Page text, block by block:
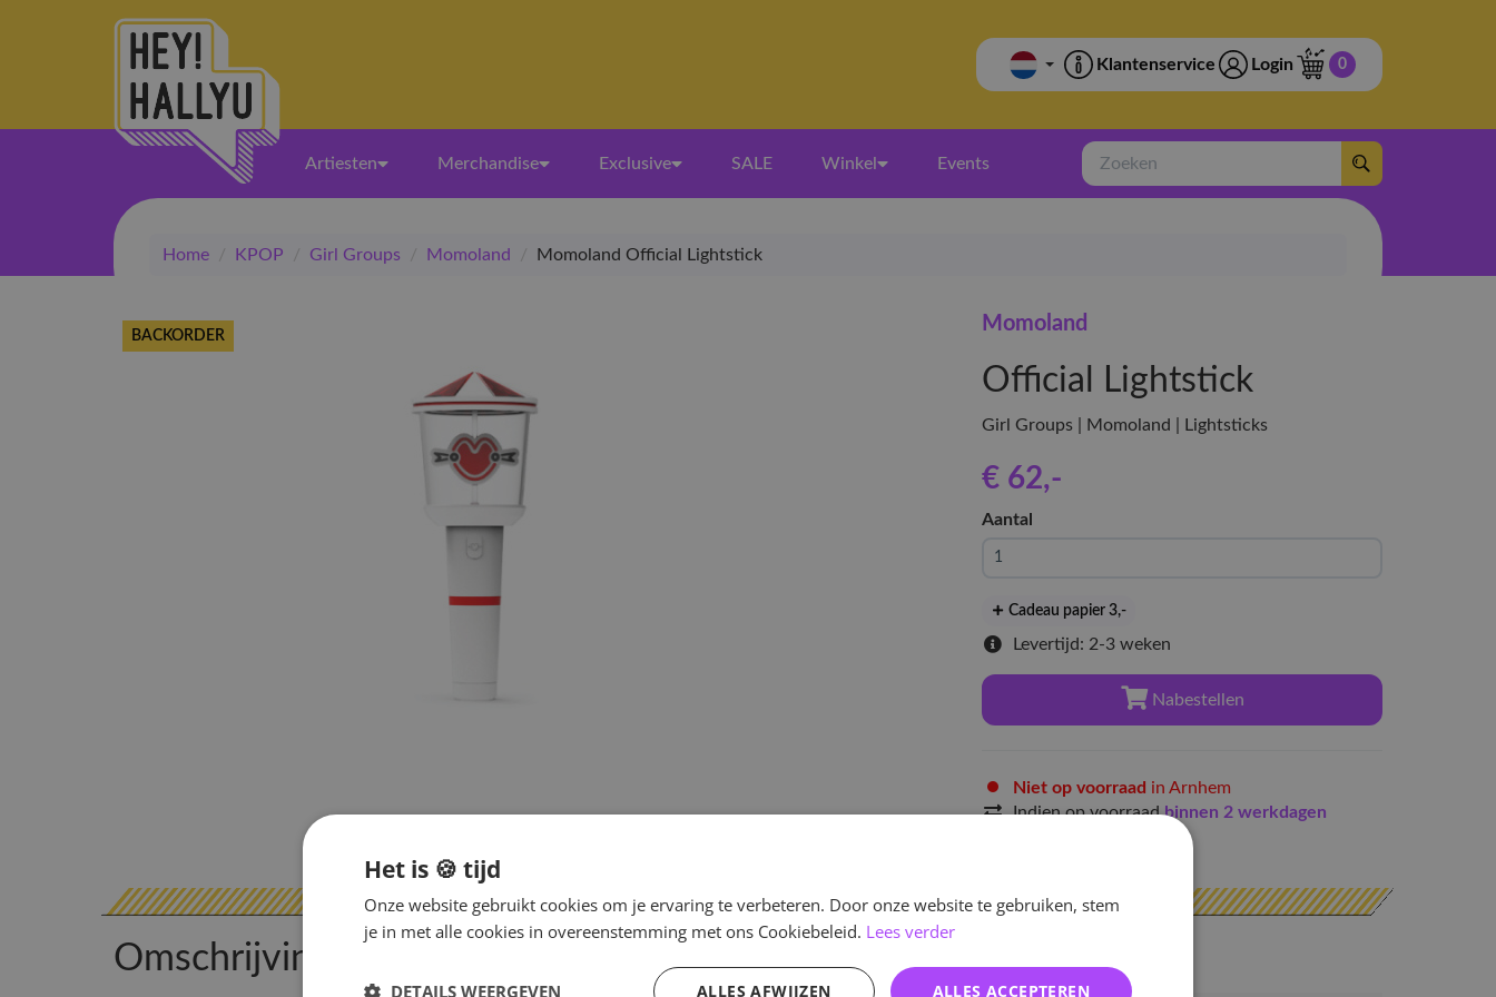
Klantenservice Login 0
Artiesten Merchandise Exclusive SALE Winkel Events
Zoeken
Home / KPOP / Girl Groups / Momoland / Momoland Official Lightstick
BACKORDER
Momoland
Official Lightstick
Girl Groups | Momoland | Lightsticks
€ 62,-
Aantal
Cadeau papier 3,-
Levertijd: 2-3 weken
Nabestellen
Niet op voorraad in Arnhem
Indien op voorraadbinnen 2 werkdagen
Omschrijving Specificaties
Het is 🍪 tijd
Onze website gebruikt cookies om je ervaring te verbeteren. Door onze website te gebruiken, stem
je in met alle cookies in overeenstemming met ons Cookiebeleid. Lees verder
ALLES ACCEPTEREN
ALLES AFWIJZEN
DETAILS WEERGEVEN